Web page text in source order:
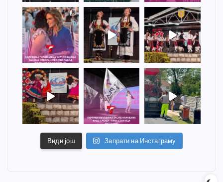
Види још Запрати на Инстаграму